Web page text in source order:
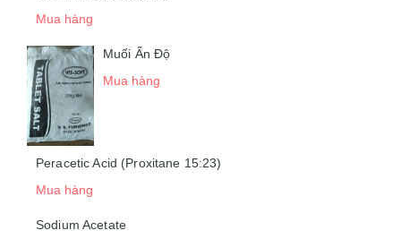
Mua hàng
Muối Ấn Độ
Mua hàng
Peracetic Acid (Proxitane 15:23)
Mua hàng
Sodium Acetate